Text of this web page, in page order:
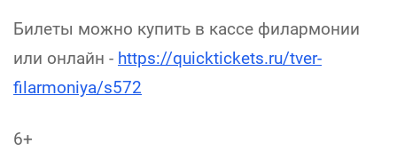
Билеты можно купить в кассе филармонии
или онлайн - https://quicktickets.ru/tver-
filarmoniya/s572
6+